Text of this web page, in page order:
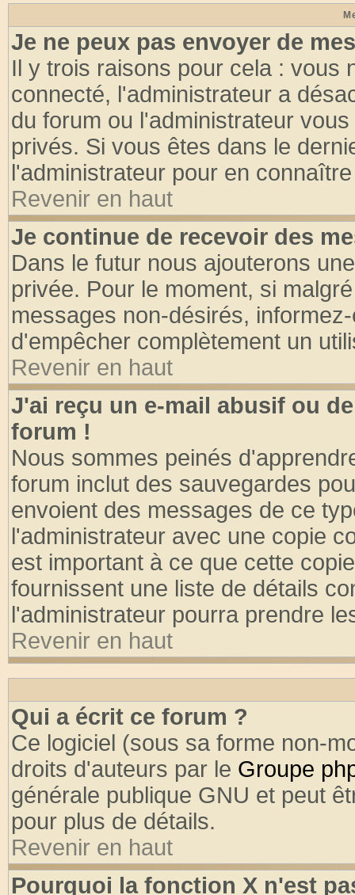
Je ne peux pas envoyer de
Il y trois raisons pour cela : vous
connecté, l'administrateur a
du forum ou l'administrateur
privés. Si vous êtes dans le
l'administrateur pour en
Revenir en haut
Je continue de recevoir des
Dans le futur nous ajouterons
privée. Pour le moment, si
messages non-désirés,
d'empêcher complètement un
Revenir en haut
J'ai reçu un e-mail abusif ou
forum !
Nous sommes peinés
forum inclut des sauvegardes
envoient des messages de ce
l'administrateur avec une copie
est important à ce que cette
fournissent une liste de détails
l'administrateur pourra prendre
Revenir en haut
Qui a écrit ce forum ?
Ce logiciel (sous sa forme non-
droits d'auteurs par le Groupe
générale publique GNU et peut
pour plus de détails.
Revenir en haut
Pourquoi la fonction X n'est